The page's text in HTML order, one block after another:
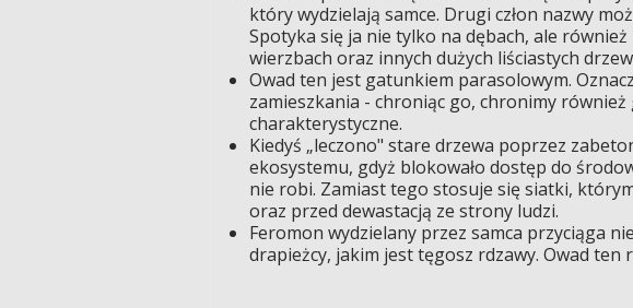
który wydzielają samce. Drugi człon nazwy
Spotyka się ja nie tylko na dębach, ale również
wierzbach oraz innych dużych liściastych
Owad ten jest gatunkiem parasolowym.
zamieszkania - chroniąc go, chronimy
charakterystyczne.
Kiedyś „leczono" stare drzewa poprzez
ekosystemu, gdyż blokowało dostęp do
nie robi. Zamiast tego stosuje się siatki,
oraz przed dewastacją ze strony ludzi.
Feromon wydzielany przez samca przyciąga
drapieżcy, jakim jest tęgosz rdzawy. Owad ten